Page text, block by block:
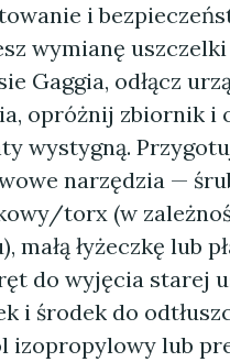
i
wymianę
Gaggia, odłącz
opróżnij zbiornik i
wystygną.
narzędzia —
torx (w
małą łyżeczkę lub
do wyjęcia starej
i środek do
izopropylowy lub